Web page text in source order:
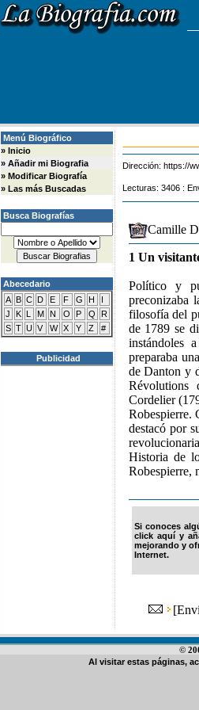
Menú Biográfico
» Inicio
» Añadir mi Biografia
» Modificar Biografía
» Las más Buscadas
Busca Biografías
Abecedario
A B C D E F G H
I
J
K L M N O P Q
R
S T U V W X Y Z #
Publicidad
Dirección: https://
Lecturas: 3406 :
Camille
1 Un
Político y
preconizaba
filosofía del
de 1789 se
instándoles
preparaba
de Danton y
Cordelier
Robespierre.
destacó por
Historia de
Robespierre,
Si conoces
click aquí y
mejorando y
Internet.
[
©
Al visitar estas páginas,